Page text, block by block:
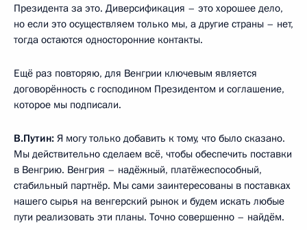
Президента за это. Диверсификация – это хорошее дело,
но если это осуществляем только мы, а другие страны – нет,
тогда остаются односторонние контакты.
Ещё раз повторяю, для Венгрии ключевым является
договорённость с господином Президентом и соглашение,
которое мы подписали.
В.Путин: Я могу только добавить к тому, что было сказано.
Мы действительно сделаем всё, чтобы обеспечить поставки
в Венгрию. Венгрия – надёжный, платёжеспособный,
стабильный партнёр. Мы сами заинтересованы в поставках
нашего сырья на венгерский рынок и будем искать любые
пути реализовать эти планы. Точно совершенно – найдём.